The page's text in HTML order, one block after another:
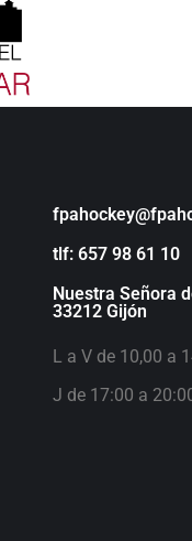
tlf: 657 98 61 10
Nuestra Señora
33212 Gijón
L a V de 10,00 a
J de 17:00 a